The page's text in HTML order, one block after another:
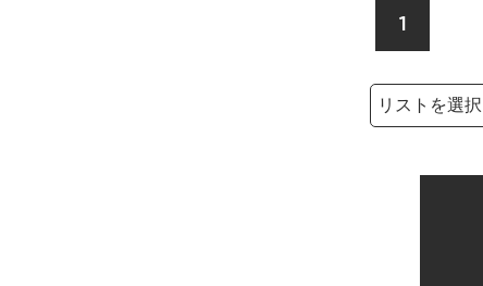
1
検索リストの選択